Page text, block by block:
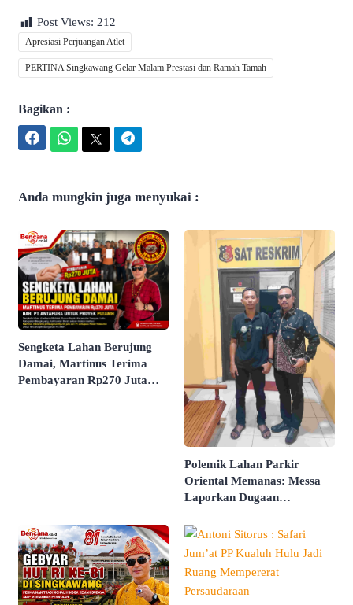
Post Views: 212
Apresiasi Perjuangan Atlet
PERTINA Singkawang Gelar Malam Prestasi dan Ramah Tamah
Bagikan :
Anda mungkin juga menyukai :
Sengketa Lahan Berujung
Damai, Martinus Terima
Pembayaran Rp270 Juta
Polemik Lahan Parkir
Oriental Memanas: Messa
Laporkan Dugaan